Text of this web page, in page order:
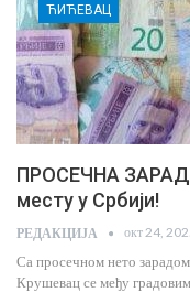
ЋИЋЕВАЦ
ПРОСЕЧНА
месту у Србији!
РЕДАКЦИЈА окт 24,
Са просечном нето
Крушевац се међу